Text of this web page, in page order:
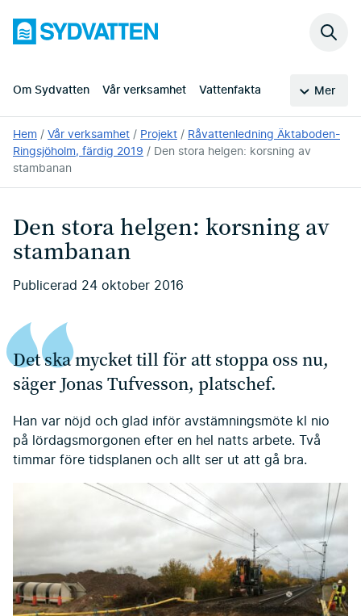
huvudinnehållet
Sydvatten
Om Sydvatten Vår verksamhet Vattenfakta Mer
Sök
Du
är
här:
Hem Vår verksamhet Projekt
Råvattenledning Äktaboden-
Ringsjöholm, färdig 2019
Den stora helgen: korsning av
stambanan
Den stora helgen: korsning av
stambanan
Publicerad 24 oktober 2016
Det ska mycket till för att stoppa oss nu,
säger Jonas Tufvesson, platschef.
Han var nöjd och glad inför avstämningsmöte kl nio
på lördagsmorgonen efter en hel natts arbete. Två
timmar före tidsplanen och allt ser ut att gå bra.